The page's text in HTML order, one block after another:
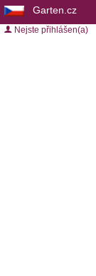
Garten.cz
Nejste přihlášen(a)